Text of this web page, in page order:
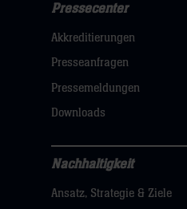
Navigation
öffnen,
dann
klicken
hier
Pressecenter
Akkreditierungen
Presseanfragen
Pressemeldungen
Downloads
Nachhaltigkeit
Navigation
Nachhaltigkeit
Ansatz, Strategie & Ziele